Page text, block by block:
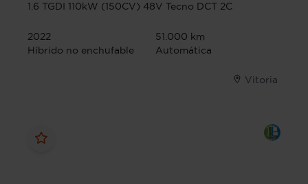
1.6 TGDI 110kW (150CV) 48V Tecno DCT 2C
2022
51.000 km
Híbrido no enchufable
Automática
Vitoria